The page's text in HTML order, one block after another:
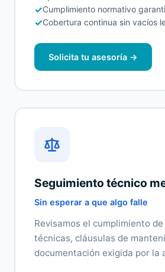
✓Cumplimiento normativo
✓Cobertura continua sin vacíos
Solicita tu asesoría →
Seguimiento técnico
Sin esperar a que algo falle
Revisamos el cumplimiento
técnicas, cláusulas de
documentación exigida por la